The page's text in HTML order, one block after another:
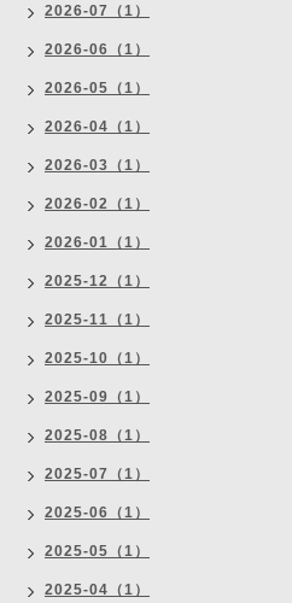
2026-07（1）
2026-06（1）
2026-05（1）
2026-04（1）
2026-03（1）
2026-02（1）
2026-01（1）
2025-12（1）
2025-11（1）
2025-10（1）
2025-09（1）
2025-08（1）
2025-07（1）
2025-06（1）
2025-05（1）
2025-04（1）